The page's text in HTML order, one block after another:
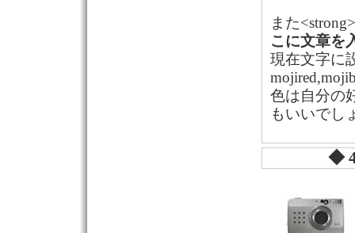
また
こに文章を
現在文字に
色は自分の
もいいでし
◆